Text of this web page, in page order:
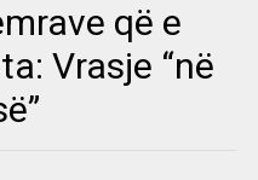
që e
Vrasje “në